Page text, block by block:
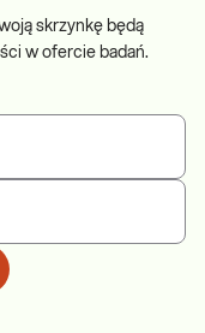
skrzynkę będą
w ofercie badań.